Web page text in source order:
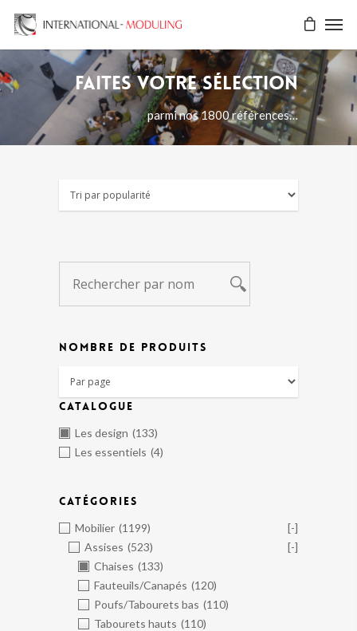
Faites votre sélection
parmi nos 1800 références…
NOMBRE DE PRODUITS
CATALOGUE
Les design (133)
Les essentiels (4)
CATÉGORIES
Mobilier (1199)
[-]
Assises (523)
[-]
Chaises (133)
Fauteuils/Canapés (120)
Poufs/Tabourets bas (110)
Tabourets hauts (110)